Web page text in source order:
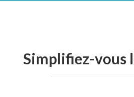
Simplifiez-vous